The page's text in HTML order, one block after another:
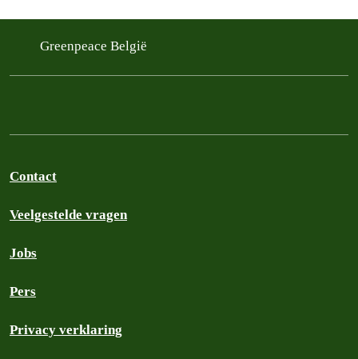
Greenpeace België
Contact
Veelgestelde vragen
Jobs
Pers
Privacy verklaring